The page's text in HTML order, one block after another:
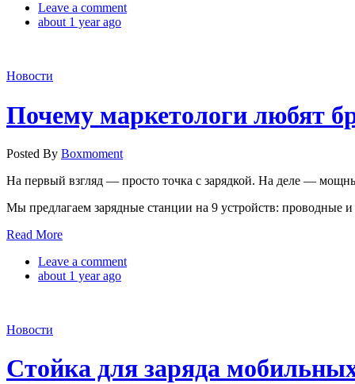
Leave a comment
about 1 year ago
Новости
Почему маркетологи любят
Posted By Boxmoment
На первый взгляд — просто точка с зарядкой. На деле —
Мы предлагаем зарядные станции на 9 устройств: проводные
Read More
Leave a comment
about 1 year ago
Новости
Стойка для заряда